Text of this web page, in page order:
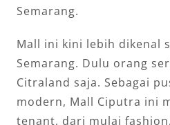
Semarang.
Mall ini kini lebih dikenal
Semarang. Dulu orang
Citraland saja. Sebagai
modern, Mall Ciputra ini
tenant, dari mulai